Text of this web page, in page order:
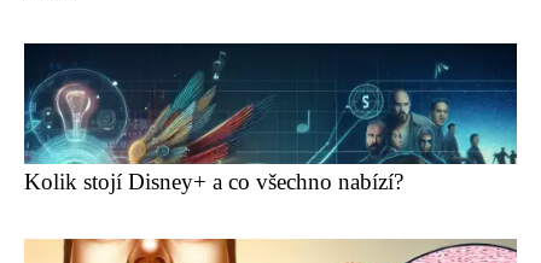
Kolik stojí Disney+ a co všechno nabízí?